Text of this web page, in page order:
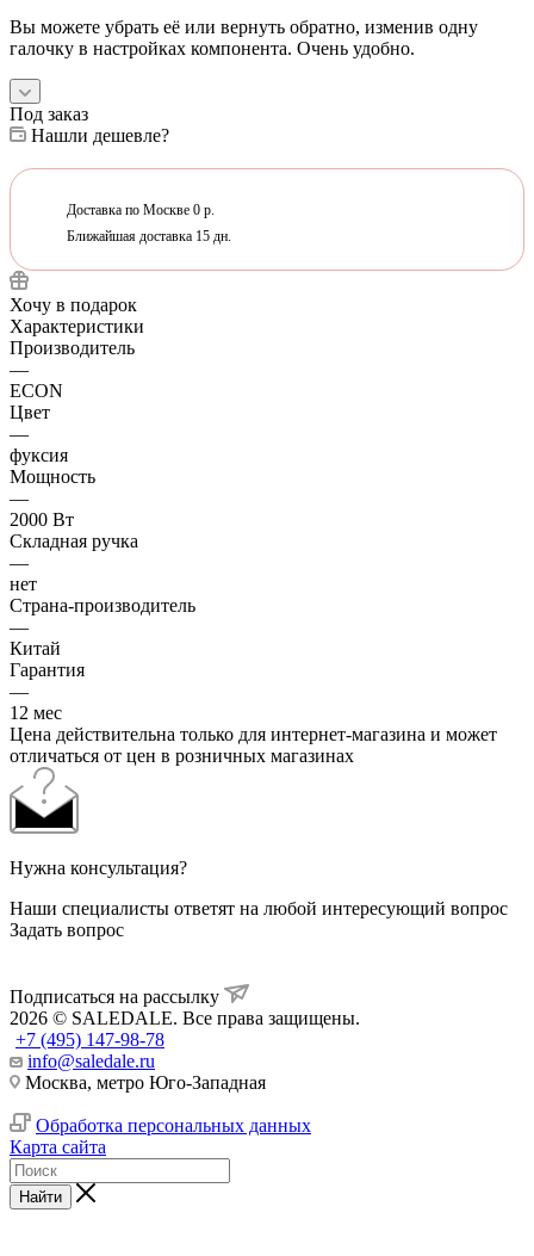
Вы можете убрать её или вернуть обратно, изменив одну
галочку в настройках компонента. Очень удобно.
Под заказ
Нашли дешевле?
Доставка по Москве 0 р.
Ближайшая доставка 15 дн.
Хочу в подарок
Характеристики
Производитель
—
ECON
Цвет
—
фуксия
Мощность
—
2000 Вт
Складная ручка
—
нет
Страна-производитель
—
Китай
Гарантия
—
12 мес
Цена действительна только для интернет-магазина и может
отличаться от цен в розничных магазинах
Нужна консультация?
Наши специалисты ответят на любой интересующий вопрос
Задать вопрос
Подписаться на рассылку
2026 © SALEDALE. Все права защищены.
+7 (495) 147-98-78
info@saledale.ru
Москва, метро Юго-Западная
Обработка персональных данных
Карта сайта
Найти